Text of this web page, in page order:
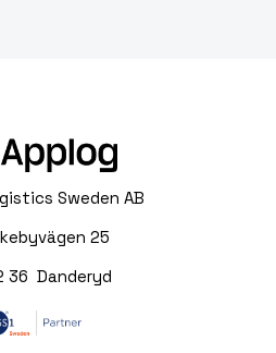
Sweden AB
25
36 Danderyd